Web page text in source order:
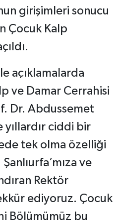
girişimleri sonucu
Çocuk Kalp
açıklamalarda
ve Damar Cerrahisi
Dr. Abdussemet
yıllardır ciddi bir
tek olma özelliği
ve
Rektör
ediyoruz. Çocuk
Bölümümüz bu